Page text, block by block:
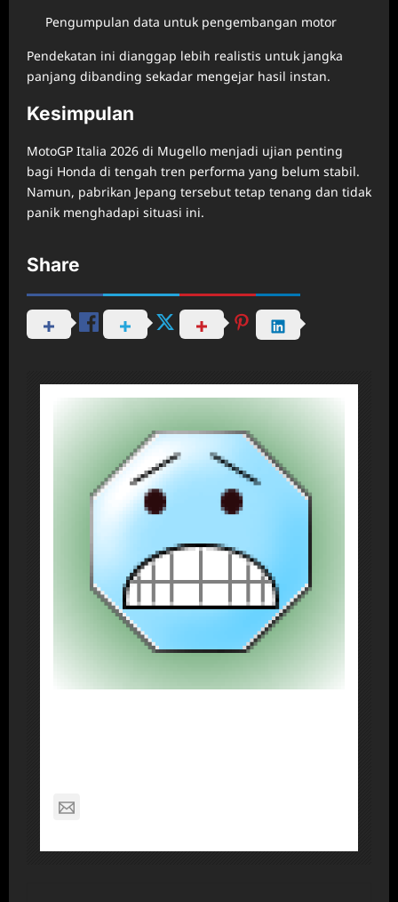
Pengumpulan data untuk pengembangan motor
Pendekatan ini dianggap lebih realistis untuk jangka
panjang dibanding sekadar mengejar hasil instan.
Kesimpulan
MotoGP Italia 2026 di Mugello menjadi ujian penting
bagi Honda di tengah tren performa yang belum stabil.
Namun, pabrikan Jepang tersebut tetap tenang dan tidak
panik menghadapi situasi ini.
Share